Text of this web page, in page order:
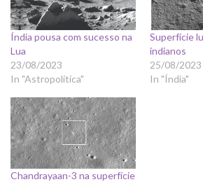
Índia pousa com sucesso na
Lua
23/08/2023
In "Astropolítica"
Superfície
indianos
25/08/2023
In "Índia"
Chandrayaan-3 na superfície